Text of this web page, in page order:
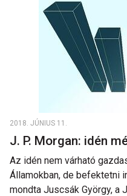
2018. JÚNIUS 11.
J. P. Morgan: idén
Az idén nem várható
Államokban, de befektetni
mondta Juscsák György, a